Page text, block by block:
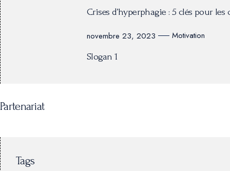
Crises d’hyperphagie : 5 clés pour
novembre 23, 2023 Motivation
Slogan 1
Partenariat
Tags